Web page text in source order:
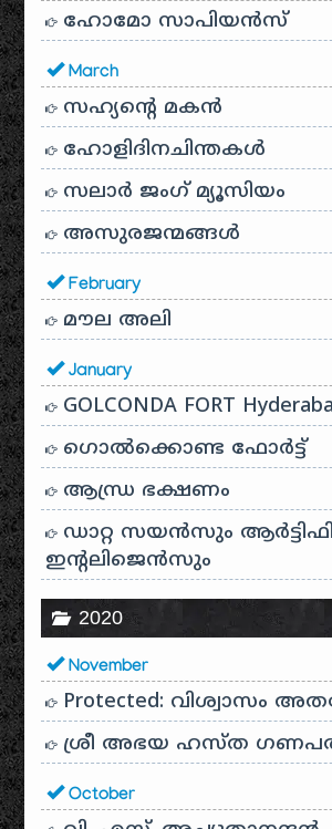
ഹോമോ സാപിയൻസ്
March
സഹ്യന്റെ മകൻ
ഹോളിദിനചിന്തകൾ
സലാർ ജംഗ് മ്യൂസിയം
അസുരജന്മങ്ങൾ
February
മൗല അലി
January
GOLCONDA FORT
ഗൊൽക്കൊണ്ട ഫോർട്ട്
ആന്ധ്ര ഭക്ഷണം
ഡാറ്റ സയൻസും
ഇൻ്റലിജെൻസും
2020
November
Protected: വിശ്വാസം
ശ്രീ അഭയ ഹസ്ത
October